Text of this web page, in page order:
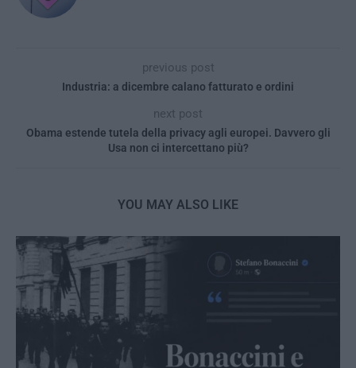
previous post
Industria: a dicembre calano fatturato e ordini
next post
Obama estende tutela della privacy agli europei. Davvero gli
Usa non ci intercettano più?
YOU MAY ALSO LIKE